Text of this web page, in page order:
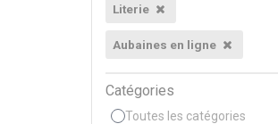
Literie
Aubaines en ligne
Catégories
Toutes les catégories